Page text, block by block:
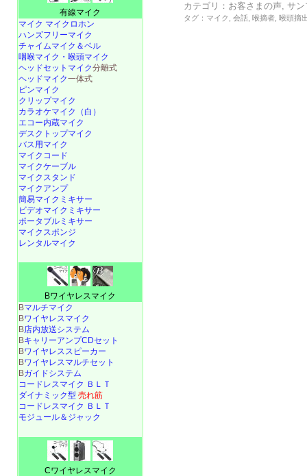
カテゴリ： お客さまの声,サン
タグ： マイク ,会話 ,喉摘者 ,喉頭摘
有線マイク
マイク マイクロホン
ハンズフリーマイク
チャイムマイク＆ベル
咽喉マイク・喉頭マイク
ヘッドセットマイク分離式
ヘッドマイク一体式
ピンマイク
クリップマイク
カラオケマイク（白）
エコー内蔵マイク
デスクトップマイク
バス用マイク
マイクコード
マイクケーブル
マイクスタンド
マイクアンプ
簡易マイクミキサー
ビデオマイクミキサー
ポータブルミキサー
マイクスポンジ
レンタルマイク
Bワイヤレスマイク
Bマルチマイク
Bワイヤレスマイク
B店内放送システム
BキャリーアンプCDセット
Bワイヤレススピーカー
Bワイヤレスマルチセット
Bガイドシステム
コードレスマイク ＢＬＴ
ダイナミック型 売れ筋
コードレスマイク ＢＬＴ
モジュール＆ジャック
Cワイヤレスマイク